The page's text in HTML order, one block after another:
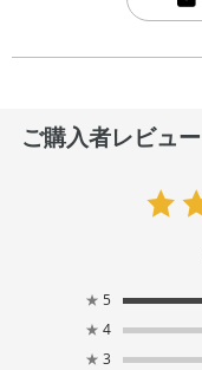
ご購入者レビュー
★ 5
★ 4
★ 3